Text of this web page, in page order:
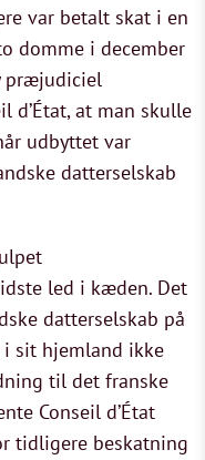
var betalt skat i en
domme i december
præjudiciel
d’État, at man skulle
udbyttet var
datterselskab
led i kæden. Det
datterselskab på
sit hjemland ikke
til det franske
Conseil d’État
tidligere beskatning